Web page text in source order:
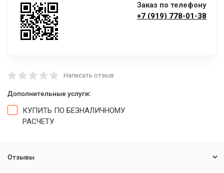
Заказ по телефону
+7 (919) 778-01-38
Написать отзыв
Дополнительные услуги:
КУПИТЬ ПО БЕЗНАЛИЧНОМУ
РАСЧЕТУ
Отзывы